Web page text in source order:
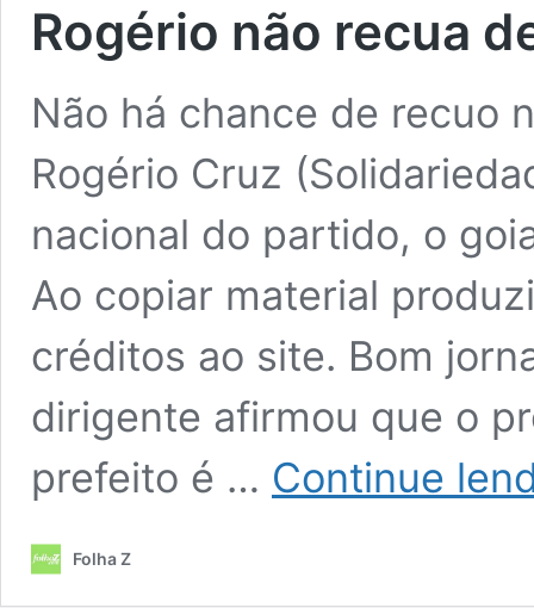
Rogério não recua
Não há chance de recuo
Rogério Cruz
nacional do partido, o
Ao copiar material
créditos ao site. Bom
dirigente afirmou que o
prefeito é … Continue
Folha Z